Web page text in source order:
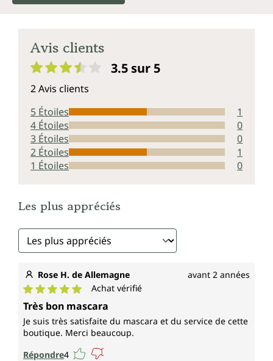
Avis clients
3.5 sur 5
2 Avis clients
5 Étoiles
1
4 Étoiles
0
3 Étoiles
0
2 Étoiles
1
1 Étoiles
0
Les plus appréciés
Rose H. de Allemagne avant 2 années
Note moyenne de 5 sur 5 étoiles
Achat vérifié
Très bon mascara
Je suis très satisfaite du mascara et du service de cette
boutique. Merci beaucoup.
Répondre4